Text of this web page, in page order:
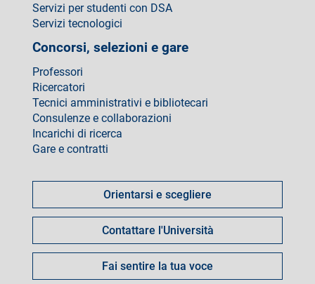
Servizi per studenti con DSA
Servizi tecnologici
Concorsi, selezioni e gare
Professori
Ricercatori
Tecnici amministrativi e bibliotecari
Consulenze e collaborazioni
Incarichi di ricerca
Gare e contratti
fare
Orientarsi e scegliere
Contattare l'Università
Fai sentire la tua voce